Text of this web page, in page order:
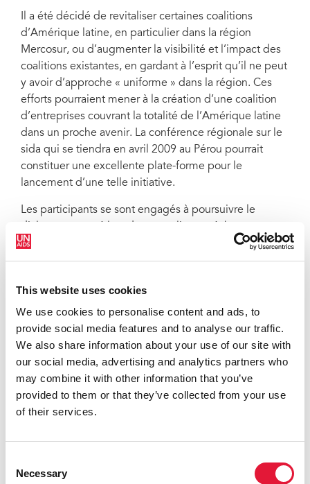
This website uses cookies
We use cookies to personalise content and ads, to
provide social media features and to analyse our traffic.
We also share information about your use of our site with
our social media, advertising and analytics partners who
may combine it with other information that you’ve
provided to them or that they’ve collected from your use
of their services.
Selection
Necessary
Il a été décidé de revitaliser certaines coalitions
d’Amérique latine, en particulier dans la région
Mercosur, ou d’augmenter la visibilité et l’impact des
coalitions existantes, en gardant à l’esprit qu’il ne peut
y avoir d’approche « uniforme » dans la région. Ces
efforts pourraient mener à la création d’une coalition
d’entreprises couvrant la totalité de l’Amérique latine
dans un proche avenir. La conférence régionale sur le
sida qui se tiendra en avril 2009 au Pérou pourrait
constituer une excellente plate-forme pour le
lancement d’une telle initiative.
Les participants se sont engagés à poursuivre le
des matériels et partageant des activités et en se
portant réciproquement conseil sur des sujets
anniversaire du CEN, moment historique pour la
riposte du secteur privé, non seulement au Brésil mais
Pour plus d’information, veuillez contacter les points
focaux ONUSIDA :
ONUSIDA